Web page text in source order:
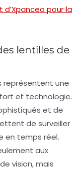
pour la
lentilles de
représentent une
et technologie.
et de
de surveiller
en temps réel.
aux
vision, mais